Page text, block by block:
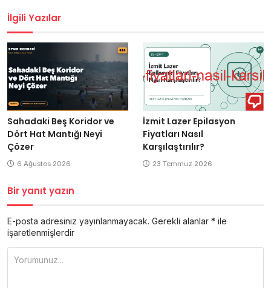
İlgili Yazılar
Sahadaki Beş Koridor ve
Dört Hat Mantığı Neyi
Çözer
6 Ağustos 2026
İzmit Lazer Epilasyon
Fiyatları Nasıl
Karşılaştırılır?
23 Temmuz 2026
Bir yanıt yazın
E-posta adresiniz yayınlanmayacak. Gerekli alanlar * ile
işaretlenmişlerdir